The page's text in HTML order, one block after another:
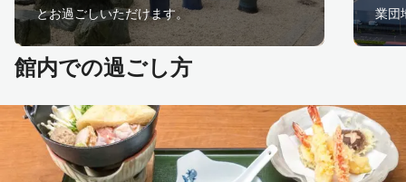
とお過ごしいただけます。
業団
館内での過ごし方